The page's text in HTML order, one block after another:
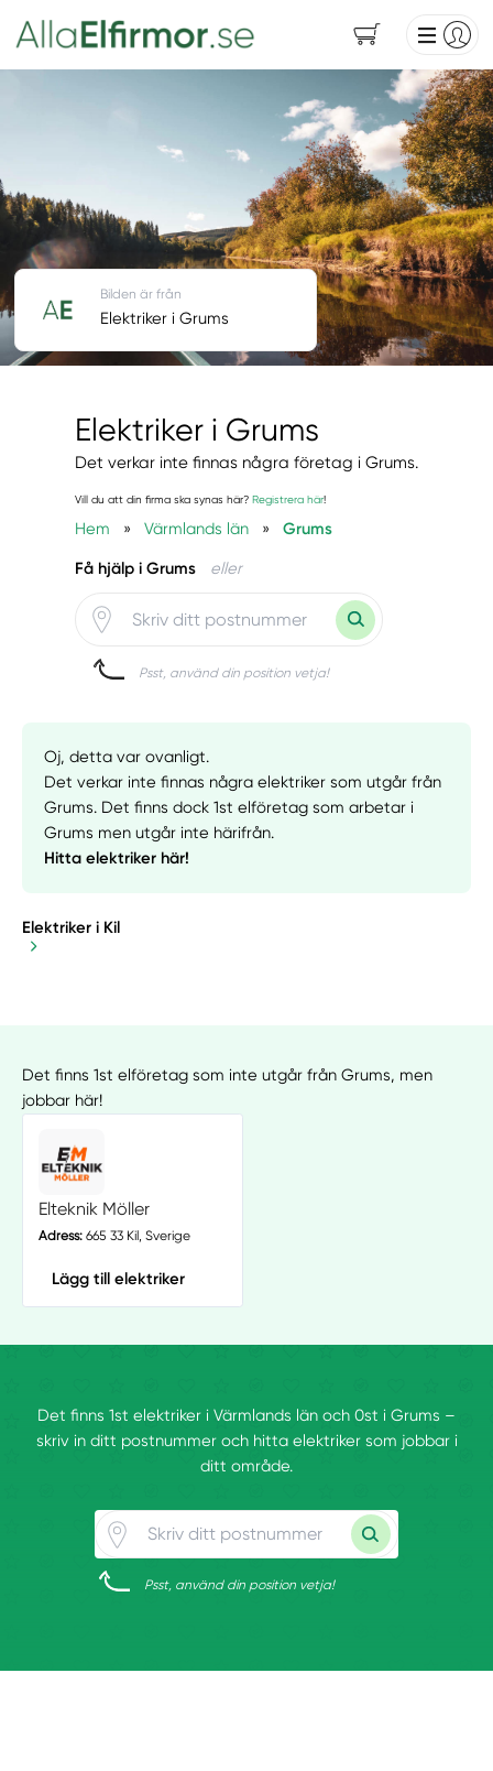
Elektriker i Grums
Det verkar inte finnas några företag i Grums.
Vill du att din firma ska synas här? Registrera här!
Hem » Värmlands län » Grums
Få hjälp i Grums eller
Psst, använd din position vetja!
Bilden är från
Elektriker i Grums
Oj, detta var ovanligt.
Det verkar inte finnas några elektriker som utgår från
Grums. Det finns dock 1st elföretag som arbetar i
Grums men utgår inte härifrån.
Hitta elektriker här!
Elektriker i Kil
Det finns 1st elföretag som inte utgår från Grums, men
jobbar här!
Elteknik Möller
Adress:665 33 Kil, Sverige
Lägg till elektriker
Det finns 1st elektriker i Värmlands län och 0st i Grums –
skriv in ditt postnummer och hitta elektriker som jobbar i
ditt område.
Psst, använd din position vetja!